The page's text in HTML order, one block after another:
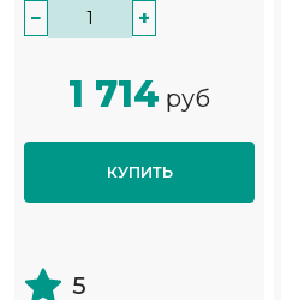
− +
1 714 руб
КУПИТЬ
5